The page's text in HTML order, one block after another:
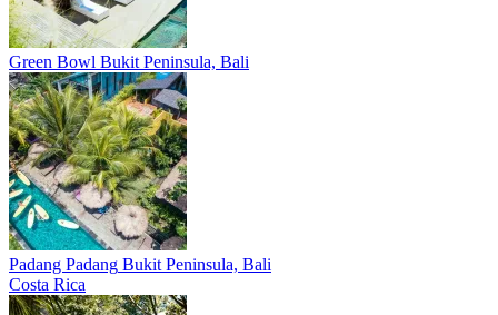
Green Bowl Bukit Peninsula, Bali
Padang Padang Bukit Peninsula, Bali
Costa Rica